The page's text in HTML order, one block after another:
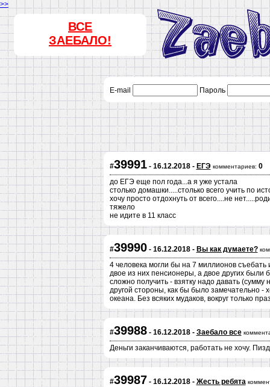
>>
ВСЕ
ЗАЕБАЛО!
E-mail Пароль
#39991- 16.12.2018 - ЕГЭ комментариев: 0
до ЕГЭ еще пол года...а я уже устала
столько домашки.....столько всего учить по
хочу просто отдохнуть от всего....не
тяжело
не идите в 11 класс
#39990- 16.12.2018 - Вы как думаете?
4 человека могли бы на 7 миллионов
двое из них пенсионеры, а двое других были
сложно получить - взятку надо давать
другой стороны, как бы было замечательно -
океана. Без всяких мудаков, вокруг только
#39988- 16.12.2018 - Заебало все
Деньги заканчиваются, работать не хочу.
#39987 - 16.12.2018 - Жесть ребята